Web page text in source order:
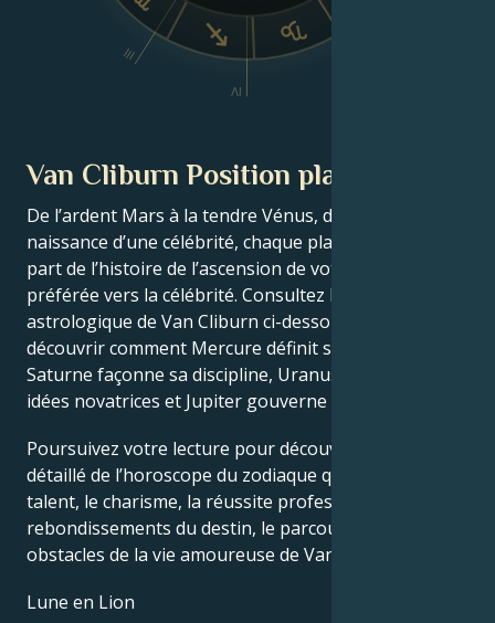
III
IV
Van Cliburn Position planétaire
De l’ardent Mars à la tendre Vénus, dans ce thème de
naissance d’une célébrité, chaque planète raconte sa
part de l’histoire de l’ascension de votre star
préférée vers la célébrité. Consultez le thème
astrologique de Van Cliburn ci-dessous pour
découvrir comment Mercure définit son intellect,
Saturne façonne sa discipline, Uranus stimule ses
idées novatrices et Jupiter gouverne sa chance.
Poursuivez votre lecture pour découvrir le profil
détaillé de l’horoscope du zodiaque qui explique le
talent, le charisme, la réussite professionnelle, les
rebondissements du destin, le parcours de vie et les
obstacles de la vie amoureuse de Van Cliburn.
Lune en Lion